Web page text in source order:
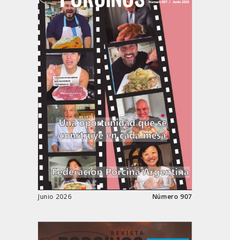
Junio 2026 Número 907